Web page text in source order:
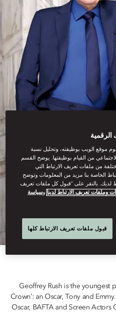
Geoffrey Rush is the youngest
Crown’: an Oscar, Tony and
Oscar, BAFTA and Screen
موقع الويب بوظيفته، وتحليل نسبة
من القيام بوظيفتها. يوضح القسم
من ملفات تعريف الارتباط التي
الخاصة بنا مزيد من المعلومات وتوضح
لديك. بالنقر على “قبول كل ملفات تعريف
وملفات تعريف الارتباط لدينا وسياسة
قبول ملفات تعريف الارتباط كلها